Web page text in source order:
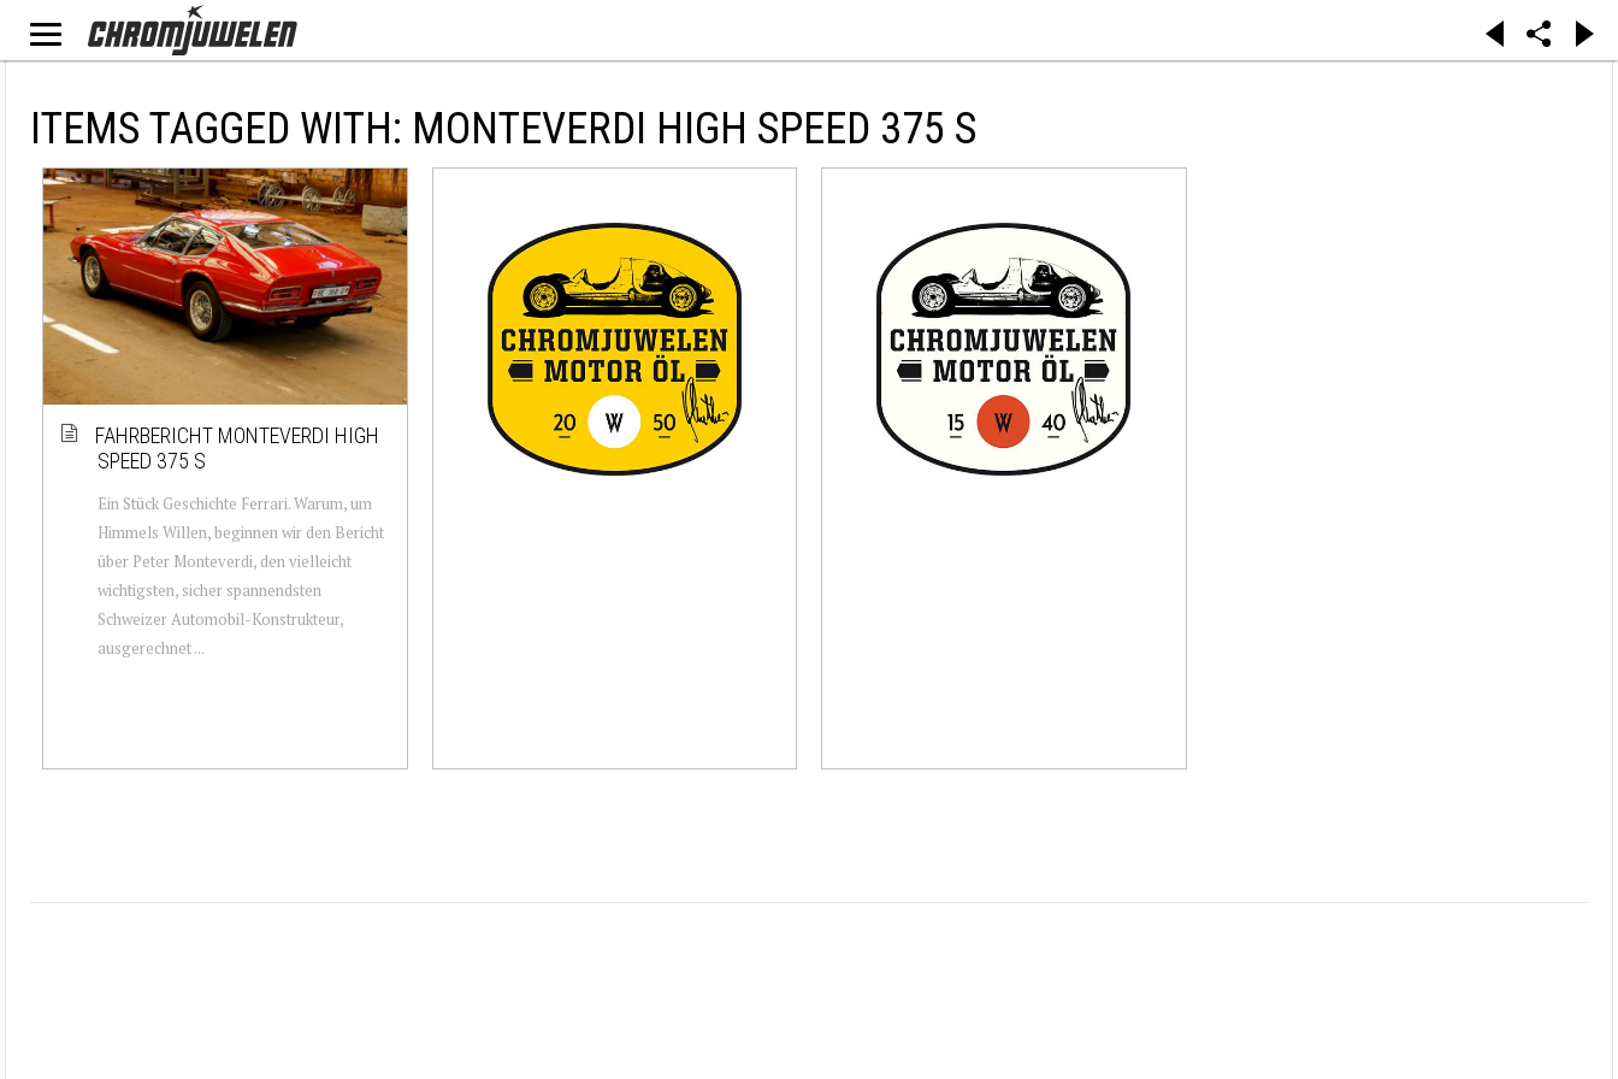
ITEMS TAGGED WITH: MONTEVERDI HIGH SPEED 375 S
FAHRBERICHT MONTEVERDI HIGH
SPEED 375 S
Ein Stück Geschichte Ferrari. Warum, um
Himmels Willen, beginnen wir den Bericht
über Peter Monteverdi, den vielleicht
wichtigsten, sicher spannendsten
Schweizer Automobil-Konstrukteur,
ausgerechnet ...